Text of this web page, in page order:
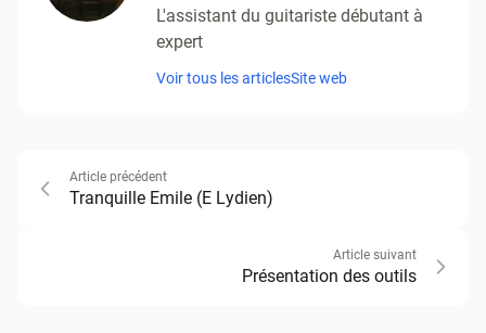
L'assistant du guitariste débutant à
expert
Voir tous les articlesSite web
Article précédent
Tranquille Emile (E Lydien)
Article suivant
Présentation des outils